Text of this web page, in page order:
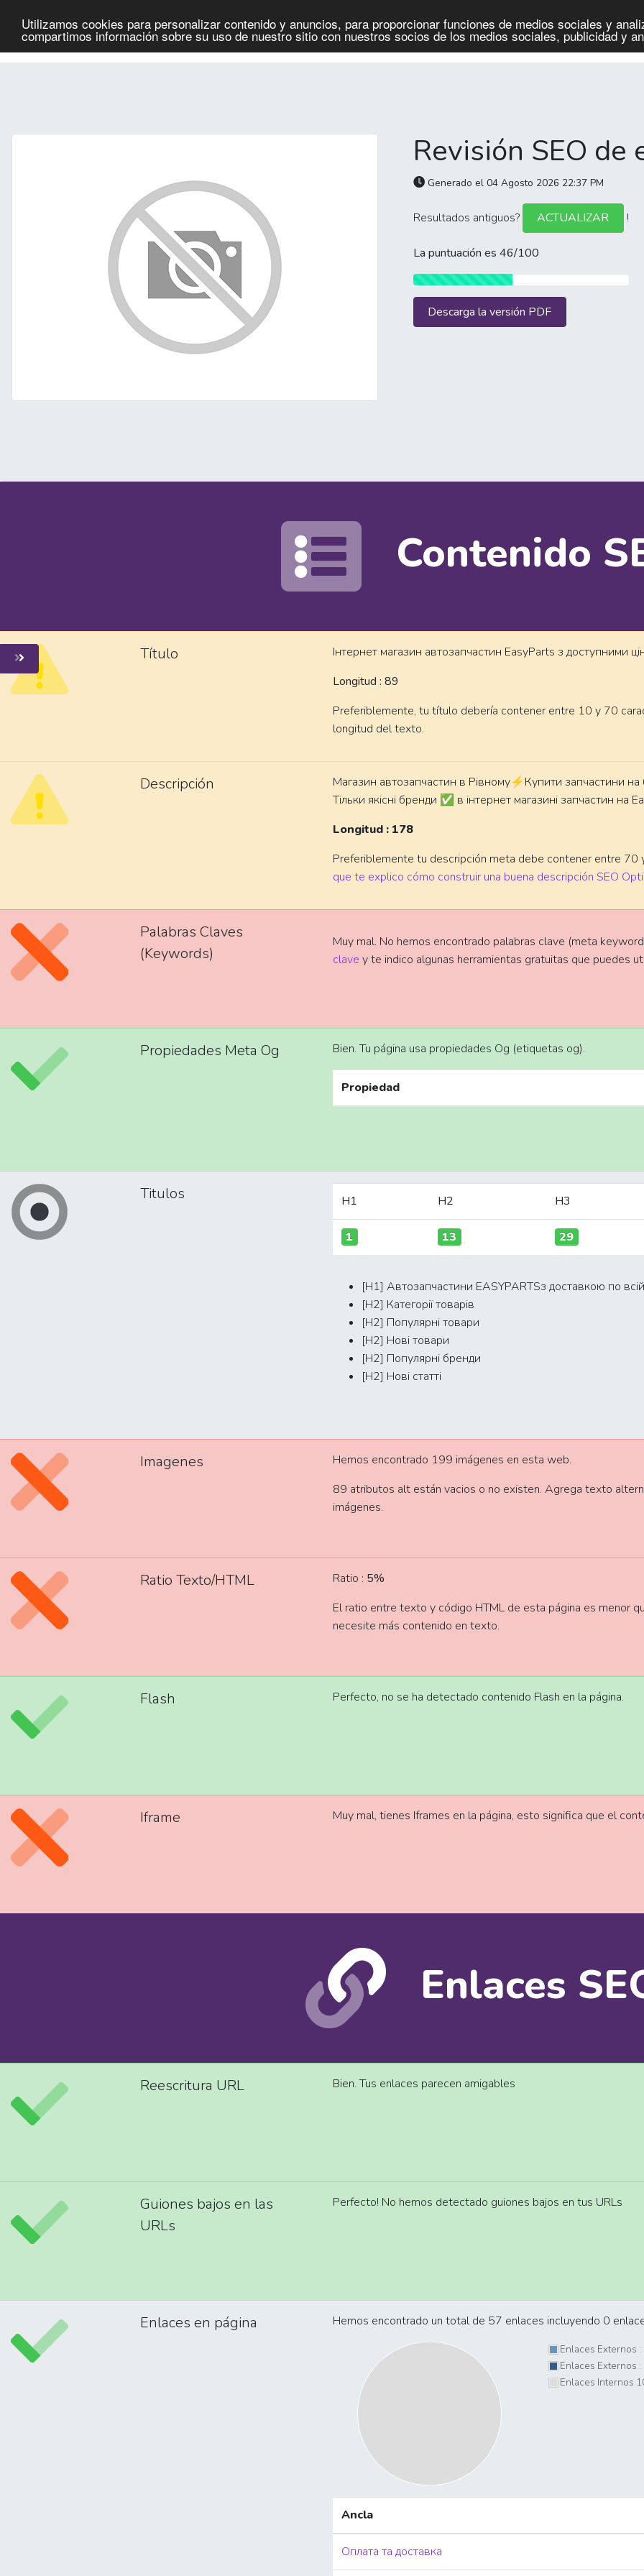
Utilizamos cookies para personalizar contenido y anuncios, para proporcionar funciones de medios sociales y
compartimos información sobre su uso de nuestro sitio con nuestros socios de los medios sociales, publicidad y
InformesSEO
por @estegrafico
Ranking de sitios Blog
Revisión SEO de
Generado el 04 Agosto 2026 22:37 PM
Resultados antiguos? ACTUALIZAR !
La puntuación es 46/100
Descarga la versión PDF
Contenido
Título
Iнтернет магазин автозапчастин EasyParts з доступними
Longitud : 89
Preferiblemente, tu título debería contener entre 10 y 70
longitud del texto.
Descripción
Магазин автозапчастин в Рівному⚡Купити запчастини
Тільки якісні бренди ✅ в інтернет магазині запчастин на
Longitud : 178
Preferiblemente tu descripción meta debe contener entre
que te explico cómo construir una buena descripción SEO
Palabras Claves
(Keywords)
Muy mal. No hemos encontrado palabras clave (meta
clave y te indico algunas herramientas gratuitas que puedes
Propiedades Meta Og Bien. Tu página usa propiedades Og (etiquetas og).
Propiedad
Titulos H1 H2 H3
1 13 29
[H1] Автозапчастини EASYPARTSз доставкою по всій
[H2] Категорії товарів
[H2] Популярні товари
[H2] Нові товари
[H2] Популярні бренди
[H2] Нові статті
Imagenes
Hemos encontrado 199 imágenes en esta web.
89 atributos alt están vacios o no existen. Agrega texto
imágenes.
Ratio Texto/HTML Ratio : 5%
El ratio entre texto y código HTML de esta página es menor
necesite más contenido en texto.
Flash Perfecto, no se ha detectado contenido Flash en la página.
Iframe Muy mal, tienes Iframes en la página, esto significa que el
Enlaces
Reescritura URL Bien. Tus enlaces parecen amigables
Guiones bajos en las
URLs
Perfecto! No hemos detectado guiones bajos en tus URLs
Enlaces en página Hemos encontrado un total de 57 enlaces incluyendo 0
Enlaces Externos
Enlaces Externos :
Enlaces Internos
Ancla
Оплата та доставка